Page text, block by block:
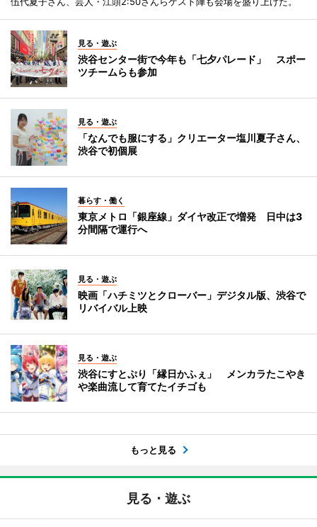
見る・遊ぶ
渋谷センター街で今年も「七夕パレード」 スポー
ツチームらも参加
見る・遊ぶ
「なんでも服にする」クリエーター塩川夏子さん、
渋谷で初個展
暮らす・働く
東京メトロ「銀座線」ダイヤ改正で増発 日中は3
分間隔で運行へ
見る・遊ぶ
映画「ハチミツとクローバー」デジタル版、渋谷で
リバイバル上映
見る・遊ぶ
渋谷にすとぷり「縁日かふぇ」 メンカラたこやき
や楽曲流して育てたイチゴも
もっと見る
見る・遊ぶ